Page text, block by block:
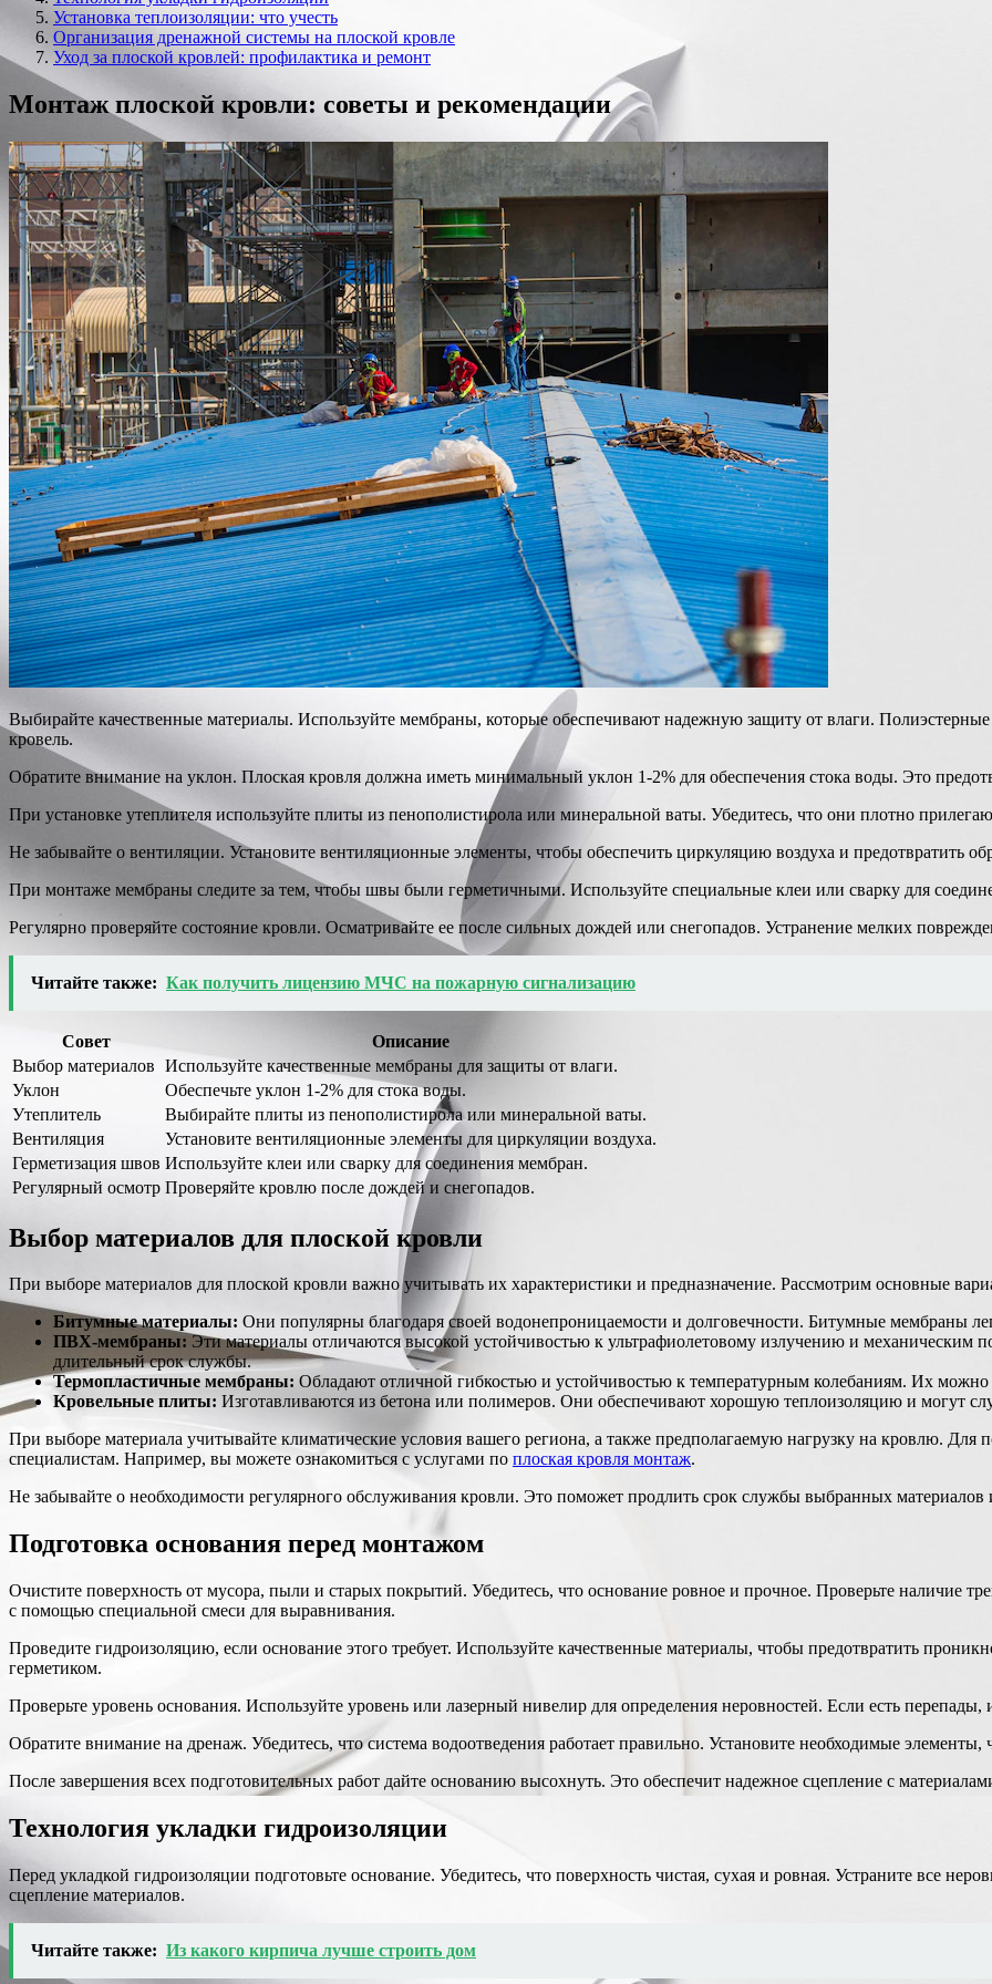
Установка теплоизоляции: что учесть
Организация дренажной системы на плоской кровле
Уход за плоской кровлей: профилактика и ремонт
Монтаж плоской кровли: советы и рекомендации
Выбирайте качественные материалы. Используйте мембраны, которые обеспечивают надежную защиту от влаги.
кровель.
Обратите внимание на уклон. Плоская кровля должна иметь минимальный уклон 1-2% для обеспечения стока воды. Это
При установке утеплителя используйте плиты из пенополистирола или минеральной ваты. Убедитесь, что они плотно
Не забывайте о вентиляции. Установите вентиляционные элементы, чтобы обеспечить циркуляцию воздуха и предотвратить
При монтаже мембраны следите за тем, чтобы швы были герметичными. Используйте специальные клеи или сварку для
Регулярно проверяйте состояние кровли. Осматривайте ее после сильных дождей или снегопадов. Устранение мелких
Читайте также: Как получить лицензию МЧС на пожарную сигнализацию
Совет
Описание
Выбор материалов Используйте качественные мембраны для защиты от влаги.
Уклон
Обеспечьте уклон 1-2% для стока воды.
Утеплитель
Выбирайте плиты из пенополистирола или минеральной ваты.
Вентиляция
Установите вентиляционные элементы для циркуляции воздуха.
Герметизация швов Используйте клеи или сварку для соединения мембран.
Регулярный осмотр Проверяйте кровлю после дождей и снегопадов.
Выбор материалов для плоской кровли
При выборе материалов для плоской кровли важно учитывать их характеристики и предназначение. Рассмотрим основные
Битумные материалы: Они популярны благодаря своей водонепроницаемости и долговечности. Битумные мембраны
ПВХ-мембраны: Эти материалы отличаются высокой устойчивостью к ультрафиолетовому излучению и
длительный срок службы.
Термопластичные мембраны: Обладают отличной гибкостью и устойчивостью к температурным колебаниям. Их можно
Кровельные плиты: Изготавливаются из бетона или полимеров. Они обеспечивают хорошую теплоизоляцию и могут
При выборе материала учитывайте климатические условия вашего региона, а также предполагаемую нагрузку на кровлю.
специалистам. Например, вы можете ознакомиться с услугами по плоская кровля монтаж.
Не забывайте о необходимости регулярного обслуживания кровли. Это поможет продлить срок службы выбранных
Подготовка основания перед монтажом
Очистите поверхность от мусора, пыли и старых покрытий. Убедитесь, что основание ровное и прочное. Проверьте наличие
с помощью специальной смеси для выравнивания.
Проведите гидроизоляцию, если основание этого требует. Используйте качественные материалы, чтобы предотвратить
герметиком.
Проверьте уровень основания. Используйте уровень или лазерный нивелир для определения неровностей. Если есть
Обратите внимание на дренаж. Убедитесь, что система водоотведения работает правильно. Установите необходимые
После завершения всех подготовительных работ дайте основанию высохнуть. Это обеспечит надежное сцепление с
Технология укладки гидроизоляции
Перед укладкой гидроизоляции подготовьте основание. Убедитесь, что поверхность чистая, сухая и ровная. Устраните все
сцепление материалов.
Читайте также: Из какого кирпича лучше строить дом